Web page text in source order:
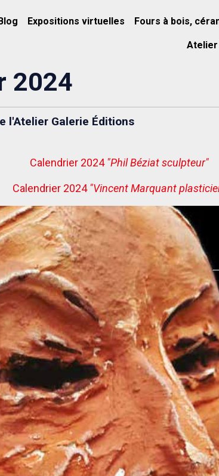
Expositions virtuelles Fours à bois,
Atelier
2024
l'Atelier Galerie Éditions
Calendrier 2024"Phil Béziat sculpteur"
Calendrier 2024"Vincent Marquant